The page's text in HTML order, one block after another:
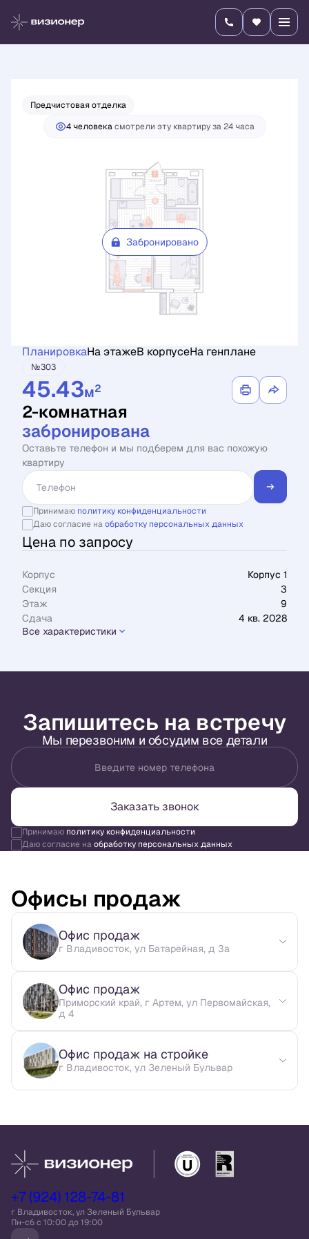
2-комнатная Цена по запросу
Предчистовая отделка
4 человекaсмотрели эту квартиру за 24 часа
Забронировано
ПланировкаНа этажеВ корпусеНа генплане
№303
45.43м2
2-комнатная
забронирована
Оставьте телефон и мы подберем для вас похожую
квартиру
Принимаю политику конфиденциальности
Даю согласие наобработку персональных данных
Цена по запросу
Корпус
Корпус 1
Секция
3
Этаж
9
Сдача
4 кв. 2028
Все характеристики
Запишитесь на встречу
Мы перезвоним и обсудим все детали
Введите номер телефона
Заказать звонок
Принимаю политику конфиденциальности
Даю согласие наобработку персональных данных
Офисы продаж
Офис продаж
г Владивосток, ул Батарейная, д 3а
Офис продаж
Приморский край, г Артем, ул Первомайская,
д 4
Офис продаж на стройке
г Владивосток, ул Зеленый Бульвар
+7 (924) 128-74-81
г Владивосток, ул Зеленый Бульвар
Пн-сб c 10:00 до 19:00